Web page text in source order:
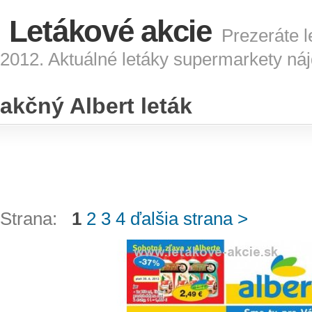
Letákové akcie Prezeráte
2012. Aktuálné letáky supermarkety
akčný Albert leták
Strana: 1 2 3 4 ďalšia strana >